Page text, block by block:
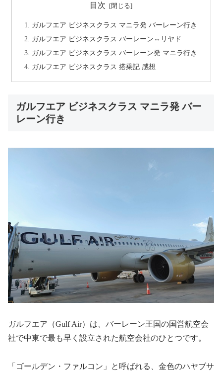
目次
ガルフエア ビジネスクラス マニラ発 バーレーン行き
ガルフエア ビジネスクラス バーレーン⇔リヤド
ガルフエア ビジネスクラス バーレーン発 マニラ行き
ガルフエア ビジネスクラス 搭乗記 感想
ガルフエア ビジネスクラス マニラ発 バー
レーン行き
ガルフエア（Gulf Air）は、バーレーン王国の国営航空会
社で中東で最も早く設立された航空会社のひとつです。
「ゴールデン・ファルコン」と呼ばれる、金色のハヤブサ